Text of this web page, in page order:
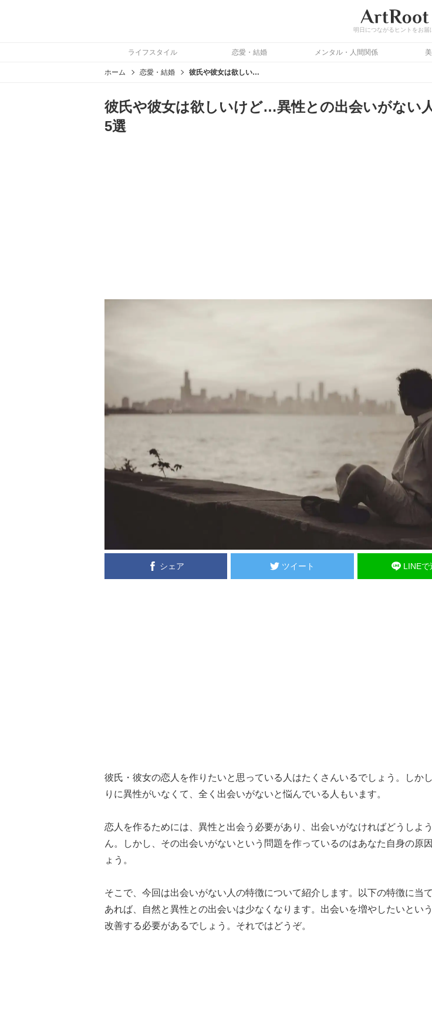
明日につながるヒントをお届
ライフスタイル 恋愛・結婚 メンタル・人間関係
ホーム 恋愛・結婚 彼氏や彼女は欲しいけど…異性との出会いがない人の特徴5選
彼氏や彼女は欲しいけど…異性との出会いがない
5選
シェア ツイート LINEで
彼氏・彼女の恋人を作りたいと思っている人はたくさんいるでしょう。しか
りに異性がいなくて、全く出会いがないと悩んでいる人もいます。
恋人を作るためには、異性と出会う必要があり、出会いがなければどうしよ
ん。しかし、その出会いがないという問題を作っているのはあなた自身の原
ょう。
そこで、今回は出会いがない人の特徴について紹介します。以下の特徴に当
あれば、自然と異性との出会いは少なくなります。出会いを増やしたいとい
改善する必要があるでしょう。それではどうぞ。